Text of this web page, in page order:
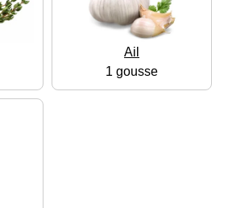
Ail
1 gousse